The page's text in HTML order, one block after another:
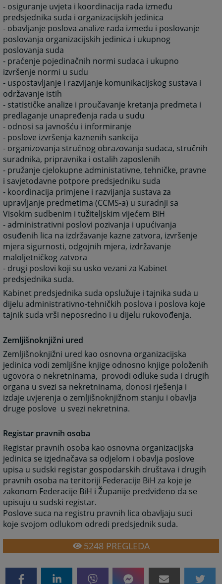
- osiguranje uvjeta i koordinacija rada između
predsjednika suda i organizacijskih jedinica
- obavljanje poslova analize rada između i poslovanje
poslovanja organizacijskih jedinica i ukupnog
poslovanja suda
- praćenje pojedinačnih normi sudaca i ukupno
izvršenje normi u sudu
- uspostavljanje i razvijanje komunikacijskog sustava i
održavanje istih
- statističke analize i proučavanje kretanja predmeta i
predlaganje unapređenja rada u sudu
- odnosi sa javnošću i informiranje
- poslove izvršenja kaznenih sankcija
- organizovanja stručnog obrazovanja sudaca, stručnih
suradnika, pripravnika i ostalih zaposlenih
- pružanje cjelokupne administativne, tehničke, pravne
i savjetodavne potpore predsjedniku suda
- koordinacija primjene i razvijanja sustava za
upravljanje predmetima (CCMS-a) u suradnji sa
Visokim sudbenim i tužiteljskim vijećem BiH
- administrativni poslovi pozivanja i upućivanja
osuđenih lica na izdržavanje kazne zatvora, izvršenje
mjera sigurnosti, odgojnih mjera, izdržavanje
maloljetničkog zatvora
- drugi poslovi koji su usko vezani za Kabinet
predsjednika suda.
Kabinet predsjednika suda opslužuje i tajnika suda u
dijelu administrativno-tehničkih poslova i poslova koje
tajnik suda vrši neposredno i u dijelu rukovođenja.
Zemljišnoknjižni ured
Zemljišnoknjižni ured kao osnovna organizacijska
jedinica vodi zemljišne knjige odnosno knjige položenih
ugovora o nekretninama, provodi odluke suda i drugih
organa u svezi sa nekretninama, donosi rješenja i
izdaje uvjerenja o zemljišnoknjižnom stanju i obavlja
druge poslove u svezi nekretnina.
Registar pravnih osoba
Registar pravnih osoba kao osnovna organizacijska
jedinica se izjednačava sa odjelom i obavlja poslove
upisa u sudski registar gospodarskih društava i drugih
pravnih osoba na teritoriji Federacije BiH za koje je
zakonom Federacije BiH i Županije predviđeno da se
upisuju u sudski registar.
Poslove suca na registru pravnih lica obavljaju suci
koje svojom odlukom odredi predsjednik suda.
5248PREGLEDA